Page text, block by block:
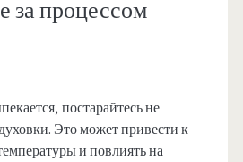
за процессом
постарайтесь не
Это может привести к
и повлиять на